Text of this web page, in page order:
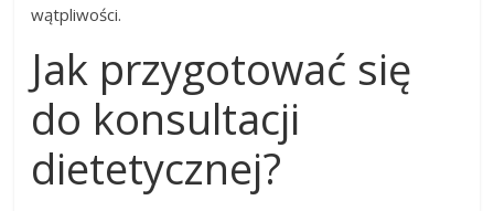
wątpliwości.
Jak przygotować się
do konsultacji
dietetycznej?